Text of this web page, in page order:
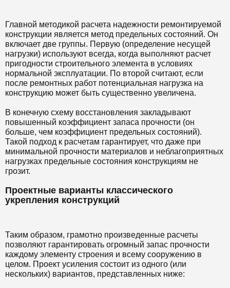
Главной методикой расчета надежности ремонтируемой
конструкции является метод предельных состояний. Он
включает две группы. Первую (определение несущей
нагрузки) используют всегда, когда выполняют расчет
пригодности строительного элемента в условиях
нормальной эксплуатации. По второй считают, если
после ремонтных работ потенциальная нагрузка на
конструкцию может быть существенно увеличена.
В конечную схему восстановления закладывают
повышенный коэффициент запаса прочности (он
больше, чем коэффициент предельных состояний).
Такой подход к расчетам гарантирует, что даже при
минимальной прочности материалов и неблагоприятных
нагрузках предельные состояния конструкциям не
грозит.
Проектные варианты классического
укрепления конструкций
Таким образом, грамотно произведенные расчеты
позволяют гарантировать огромный запас прочности
каждому элементу строения и всему сооружению в
целом. Проект усиления состоит из одного (или
нескольких) вариантов, представленных ниже: